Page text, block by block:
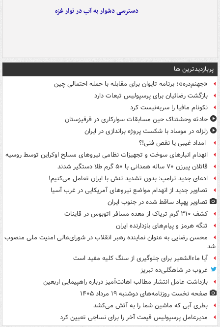
دسترسی دشوار به آب در نوار غزه
پربازدیدترین ها
«جهنم‌دره»؛ برنامه تایوان برای مقابله با حمله احتمالی چین
بازگشت رضائیان برای پرسپولیس تبعات دارد
نکونام مافیا را سربه‌نیست کرد
حادثه وحشتناک حین مسابقات سوارکاری در قرقیزستان
زلزله در موساد با شکست پروژه براندازی در ایران
امداد غیبی یا نقص فنی!؟
انهدام انبارهای سوخت و تجهیزات نظامی نیروهای مسلح اوکراین توسط روسیه
قاتلان پیرزن ۷۰ ساله همدانی با ۵۰ گرم طلا دستگیر شدند
ادعای جدید ترامپ: بدون تشدید تنش با ایران تعامل می‌کنیم!
تصاویر جدید از انهدام مواضع نیروهای آمریکایی در غرب آسیا
تصاویر پهپاد ساقط شده در جنوب ایران
کشف ۳۱۰ گرم تریاک از معده مسافر اتوبوس در قاینات
تنگه هرمز و پیام‌های بازدارنده ایران
محسن رضایی به عنوان نماینده رهبر انقلاب در شورای‌عالی امنیت ملی منصوب
شد
آیا ماءالشعیر برای جلوگیری از سنگ کلیه مفید است
غروب در شاهگلی‌ده تبریز
بازداشت عامل انتشار مطالب اهانت‌آمیز درباره راهپیمایی اربعین
صفحه نخست روزنامه‌های دوشنبه ۱۹ مرداد ۱۴۰۵
بطری آبی که ماشین شما را به آتش می‌کشد
مدیرعامل پرسپولیس قیمت آخر را برای نساجی تعیین کرد